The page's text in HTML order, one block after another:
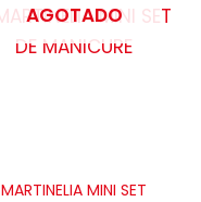
AGOTADO
MARTINELIA MINI SET